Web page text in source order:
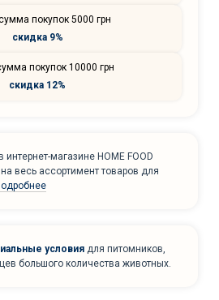
покупок 5000 грн
скидка 9%
покупок 10000 грн
скидка 12%
магазине HOME FOOD
на весь ассортимент товаров для
условия для питомников,
большого количества животных.